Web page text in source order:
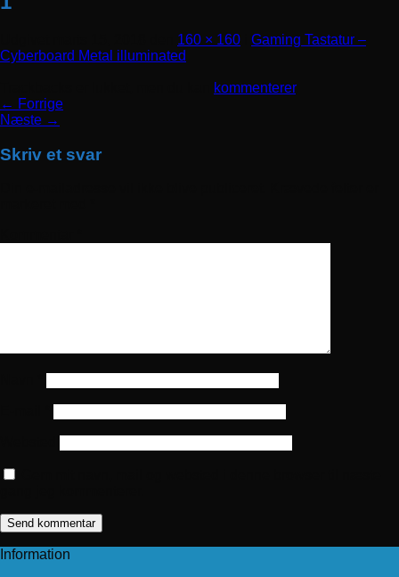
160 × 160
Gaming Tastatur –
Cyberboard Metal illuminated
kommenterer.
← Forrige
Næste →
Skriv et svar
Information